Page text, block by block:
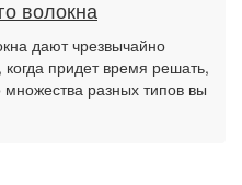
волокна
дают чрезвычайно
придет время решать,
множества разных типов вы